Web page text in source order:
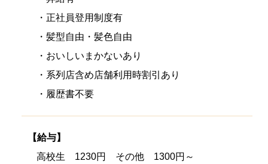
・正社員登用制度有
・髪型自由・髪色自由
・おいしいまかないあり
・系列店含め店舗利用時割引あり
・履歴書不要
【給与】
高校生 1230円 その他 1300円～